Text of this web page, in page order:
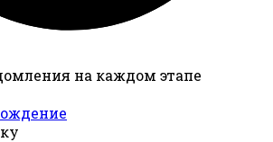
на каждом этапе